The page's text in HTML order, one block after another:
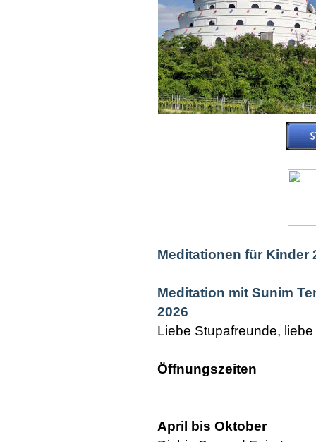
Meditationen für Kinder
Meditation mit Sunim
2026
Liebe Stupafreunde,
Öffnungszeiten
April bis Oktober